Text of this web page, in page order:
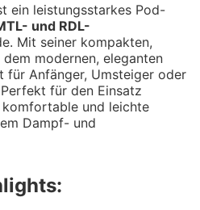
ein leistungsstarkes Pod-
und RDL-
Mit seiner kompakten,
modernen, eleganten
für Anfänger, Umsteiger oder
für den Einsatz
und leichte
Dampf- und